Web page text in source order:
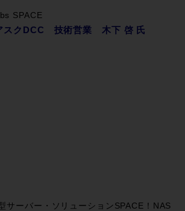
SPACE
スクDCC 技術営業 木下 啓 氏
サーバー・ソリューションSPACE！NAS